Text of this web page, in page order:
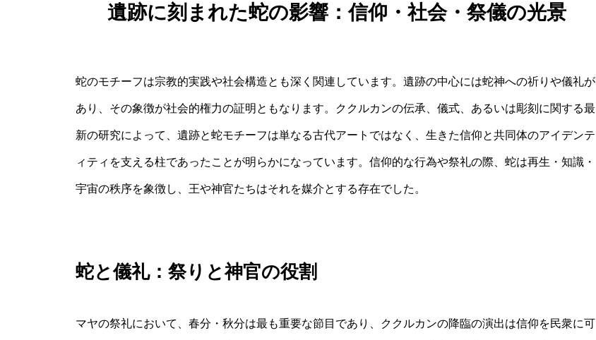
遺跡に刻まれた蛇の影響：信仰・社会・祭儀の光景
蛇のモチーフは宗教的実践や社会構造とも深く関連しています。遺跡の中心には蛇神への祈りや儀礼が
あり、その象徴が社会的権力の証明ともなります。ククルカンの伝承、儀式、あるいは彫刻に関する最
新の研究によって、遺跡と蛇モチーフは単なる古代アートではなく、生きた信仰と共同体のアイデンテ
ィティを支える柱であったことが明らかになっています。信仰的な行為や祭礼の際、蛇は再生・知識・
宇宙の秩序を象徴し、王や神官たちはそれを媒介とする存在でした。
蛇と儀礼：祭りと神官の役割
マヤの祭礼において、春分・秋分は最も重要な節目であり、ククルカンの降臨の演出は信仰を民衆に可